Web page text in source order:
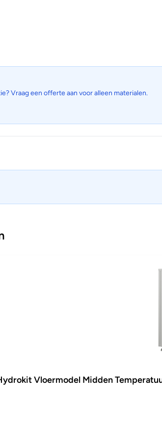
Vraag een offerte aan voor alleen materialen.
Vloermodel Midden